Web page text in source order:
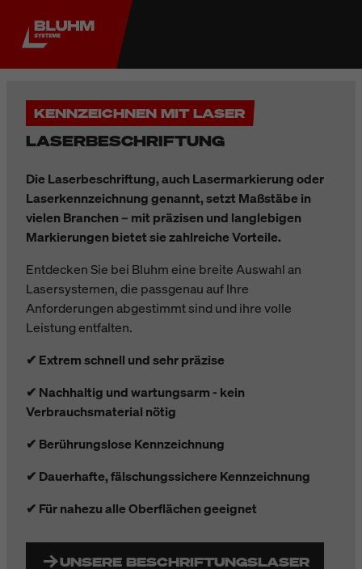
KENNZEICHNEN MIT LASER
LASERBESCHRIFTUNG
Die Laserbeschriftung, auch Lasermarkierung oder
Laserkennzeichnung genannt, setzt Maßstäbe in
vielen Branchen – mit präzisen und langlebigen
Markierungen bietet sie zahlreiche Vorteile.
Entdecken Sie bei Bluhm eine breite Auswahl an
Lasersystemen, die passgenau auf Ihre
Anforderungen abgestimmt sind und ihre volle
Leistung entfalten.
✔ Extrem schnell und sehr präzise
✔ Nachhaltig und wartungsarm - kein
Verbrauchsmaterial nötig
✔ Berührungslose Kennzeichnung
✔ Dauerhafte, fälschungssichere Kennzeichnung
✔ Für nahezu alle Oberflächen geeignet
UNSERE BESCHRIFTUNGSLASER